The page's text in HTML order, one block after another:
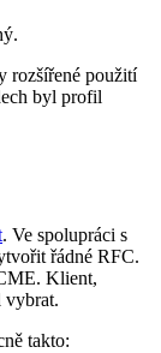
rozšířené použití
byl profil
. Ve spolupráci s
řádné RFC.
Klient,
vybrat.
takto: